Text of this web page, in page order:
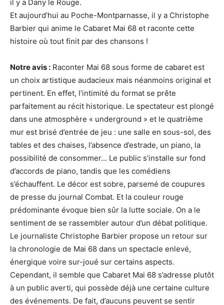
il y a Dany le Rouge.
Et aujourd’hui au Poche-Montparnasse, il y a Christophe
Barbier qui anime le Cabaret Mai 68 et raconte cette
histoire où tout finit par des chansons !
Notre avis : Raconter Mai 68 sous forme de cabaret est
un choix artistique audacieux mais néanmoins original et
pertinent. En effet, l’intimité du format se prête
parfaitement au récit historique. Le spectateur est plongé
dans une atmosphère « underground » et le quatrième
mur est brisé d’entrée de jeu : une salle en sous-sol, des
tables et des chaises, l’absence d’estrade, un piano, la
possibilité de consommer... Le public s’installe sur fond
d’accords de piano, tandis que les comédiens
s’échauffent. Le décor est sobre, parsemé de coupures
de presse du journal Combat. Et la couleur rouge
prédominante évoque bien sûr la lutte sociale. On a le
sentiment de se rassembler autour d’un débat politique.
Le journaliste Christophe Barbier propose un retour sur
la chronologie de Mai 68 dans un spectacle enlevé,
énergique voire sur-joué sur certains aspects.
Cependant, il semble que Cabaret Mai 68 s’adresse plutôt
à un public averti, qui possède déjà une certaine culture
des événements. De fait, d’aucuns peuvent se sentir